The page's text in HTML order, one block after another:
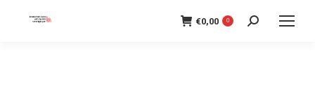
€0,00 0 Search: